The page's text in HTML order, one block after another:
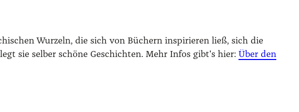
Wurzeln, die sich von Büchern inspirieren ließ, sich die
sie selber schöne Geschichten. Mehr Infos gibt's hier:Über den